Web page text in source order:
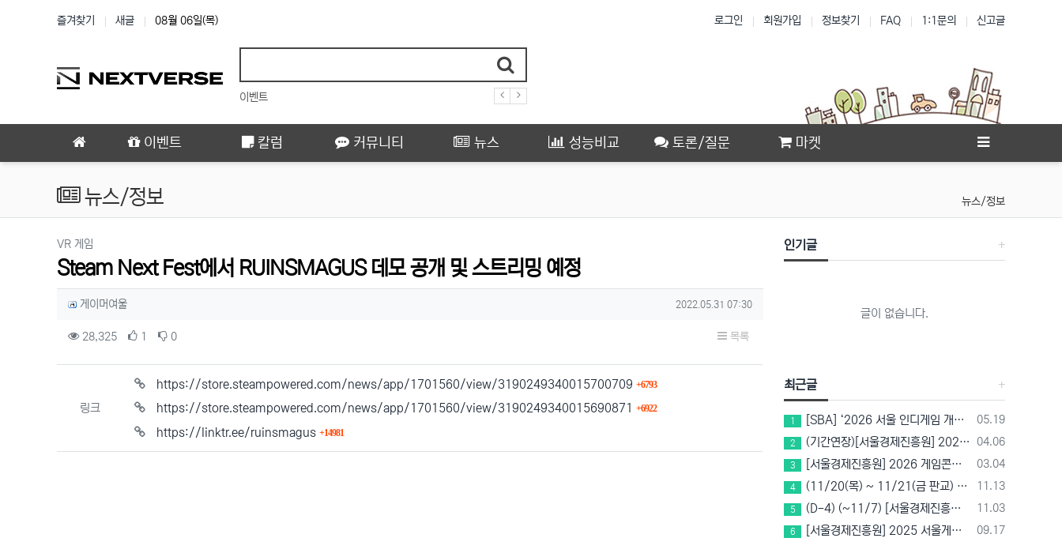
상단 네비즐겨찾기 새글 08월 06일(목) 로그인 회원가입 정보찾기 FAQ 1:1문의 신고글
이벤트
이벤트 칼럼 커뮤니티 뉴스 성능비교 토론/질문 마켓
뉴스/정보 뉴스/정보
VR 게임
Steam Next Fest에서 RUINSMAGUS 데모 공개 및 스트리밍 예정
작성자 정보
게이머여울작성 작성일
2022.05.31 07:30
컨텐츠 정보
28,325조회 1 추천 0비추천 목록
본문링크
https://store.steampowered.com/news/app/1701560/view/3190249340015700709 6793회 연결
https://store.steampowered.com/news/app/1701560/view/3190249340015690871
6922회 연결
https://linktr.ee/ruinsmagus
14981
인기글
글이 없습니다.
최근글
등록일
05.19
1 [SBA] ‘2026 서울 인디게임 개발 챌린지’ 참가팀 모집
등록일
04.06
2 (기간연장)[서울경제진흥원] 2026 게임마켓(차이나조이, BIC, 지스타) 서울관 참가기업 모집!(~5/8 15:00)
등록일
03.04
3 [서울경제진흥원] 2026 게임콘텐츠 사업화 지원사업 참가기업 모집(~3/26까지)
등록일
11.13
4 (11/20(목) ~ 11/21(금 판교) VR 행사 추천!! (갤럭시 XR/ 애플 비전프로 등 기기 체험, 메타퀘스트 경품)
등록일
11.03
5 (D-4) (~11/7) [서울경제진흥원] 2025 SBA X 스마일게이트, ‘게임랩 with STOVE INDIE’ 참가기업 모집
등록일
09.17
6 [서울경제진흥원] 2025 서울게임콘텐츠센터 게임스튜디오/게임랩 신규 입주기업 모집 중!(~10/14 15:00)